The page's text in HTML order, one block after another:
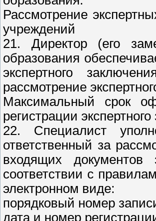
Рассмотрение
учреждений
21. Директор (его
образования
экспертного
рассмотрение
Максимальный срок
регистрации
22. Специалист
ответственный за
входящих документов
соответствии с
электронном виде:
порядковый номер
дата и номер